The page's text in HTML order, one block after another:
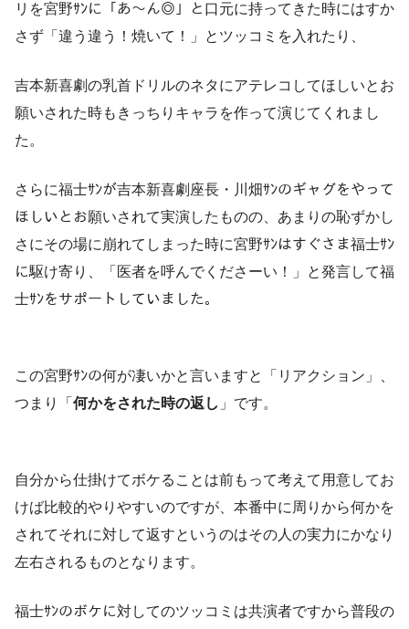
リを宮野ｻﾝに「あ～ん◎」と口元に持ってきた時にはすか
さず「違う違う！焼いて！」とツッコミを入れたり、
吉本新喜劇の乳首ドリルのネタにアテレコしてほしいとお
願いされた時もきっちりキャラを作って演じてくれまし
た。
さらに福士ｻﾝが吉本新喜劇座長・川畑ｻﾝのギャグをやって
ほしいとお願いされて実演したものの、あまりの恥ずかし
さにその場に崩れてしまった時に宮野ｻﾝはすぐさま福士ｻﾝ
に駆け寄り、「医者を呼んでくださーい！」と発言して福
士ｻﾝをサポートしていました。
この宮野ｻﾝの何が凄いかと言いますと「リアクション」、
つまり「 何かをされた時の返し 」です。
自分から仕掛けてボケることは前もって考えて用意してお
けば比較的やりやすいのですが、本番中に周りから何かを
されてそれに対して返すというのはその人の実力にかなり
左右されるものとなります。
福士ｻﾝのボケに対してのツッコミは共演者ですから普段の